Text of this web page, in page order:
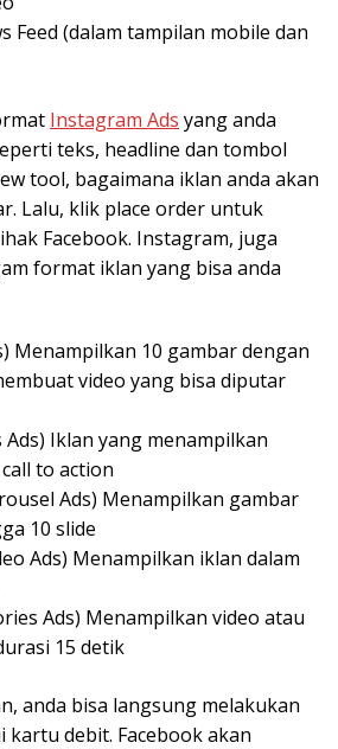
Feed (dalam tampilan mobile dan
Instagram Ads yang anda
teks, headline dan tombol
tool, bagaimana iklan anda akan
Lalu, klik place order untuk
Facebook. Instagram, juga
format iklan yang bisa anda
Menampilkan 10 gambar dengan
video yang bisa diputar
Ads) Iklan yang menampilkan
to action
Ads) Menampilkan gambar
10 slide
Ads) Menampilkan iklan dalam
Ads) Menampilkan video atau
15 detik
anda bisa langsung melakukan
kartu debit. Facebook akan